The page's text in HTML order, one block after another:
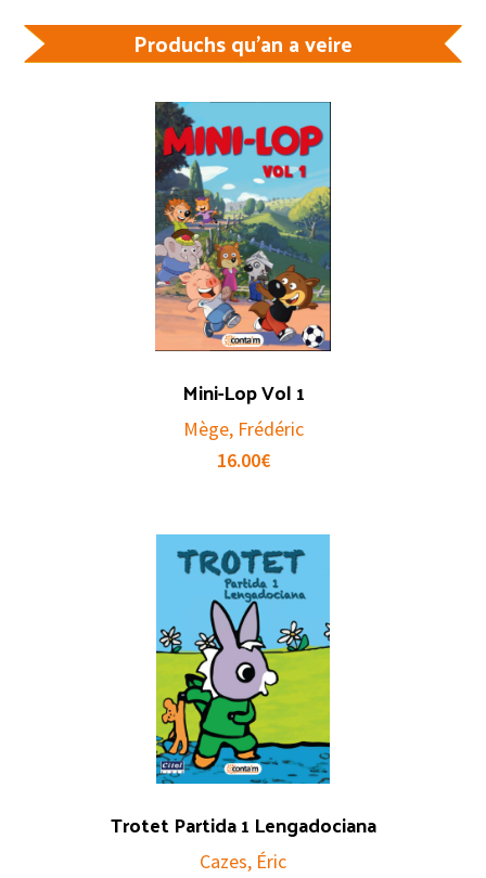
Produchs qu'an a veire
Mini-Lop Vol 1
Mège, Frédéric
16.00€
Trotet Partida 1 Lengadociana
Cazes, Éric